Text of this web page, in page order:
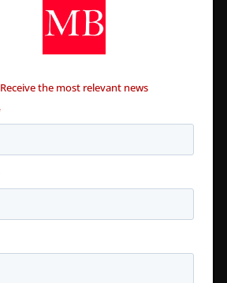
Receive the most relevant news